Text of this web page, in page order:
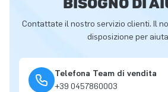
Contattate il nostro servizio clienti. Il
disposizione per
Telefona Team di vendita
+39 0457860003